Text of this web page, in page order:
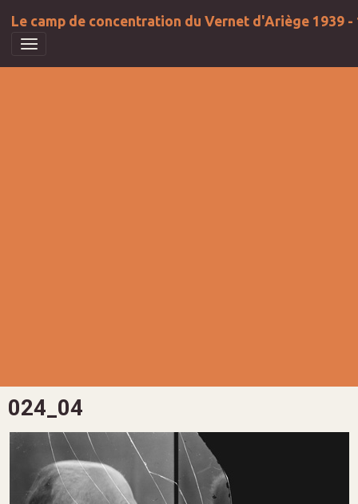
Le camp de concentration du Vernet d'Ariège 1939 -
024_04